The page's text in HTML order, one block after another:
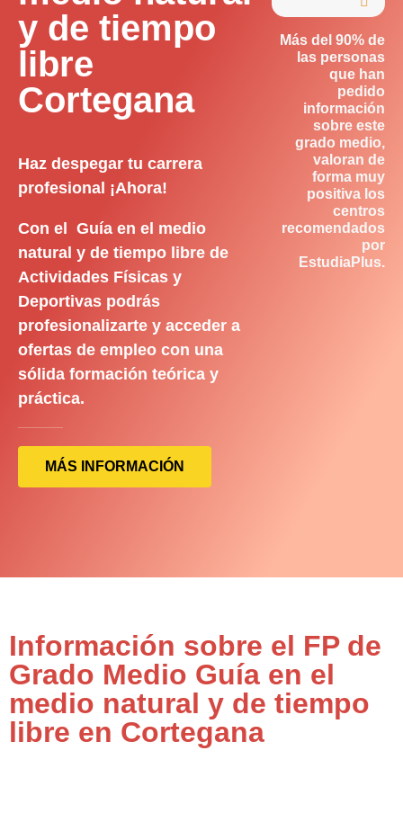
y de tiempo
libre
Cortegana
Haz despegar tu carrera
profesional ¡Ahora!
Con el Guía en el medio
natural y de tiempo libre de
Actividades Físicas y
Deportivas podrás
profesionalizarte y acceder a
ofertas de empleo con una
sólida formación teórica y
práctica.
MÁS INFORMACIÓN
Más del 90% de
las personas
que han
pedido
información
sobre este
grado medio,
valoran de
forma muy
positiva los
centros
recomendados
por
EstudiaPlus.
Información sobre el FP de
Grado Medio Guía en el
medio natural y de tiempo
libre en Cortegana